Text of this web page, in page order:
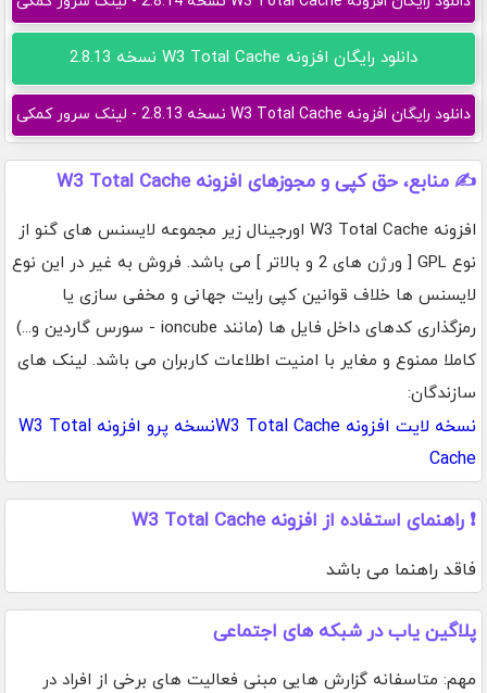
دانلود رایگان افزونه W3 Total Cache نسخه 2.8.13
دانلود رایگان افزونه W3 Total Cache نسخه 2.8.13 - لینک سرور کمکی
✍️ منابع، حق کپی و مجوزهای افزونه W3 Total Cache
افزونه W3 Total Cache اورجینال زیر مجموعه لایسنس های گنو از
نوع GPL [ ورژن های 2 و بالاتر ] می باشد. فروش به غیر در این نوع
لایسنس ها خلاف قوانین کپی رایت جهانی و مخفی سازی یا
رمزگذاری کدهای داخل فایل ها (مانند ioncube - سورس گاردین و...)
کاملا ممنوع و مغایر با امنیت اطلاعات کاربران می باشد. لینک های
سازندگان:
نسخه لایت افزونه W3 Total Cache
نسخه پرو افزونه W3 Total
Cache
❗ راهنمای استفاده از افزونه W3 Total Cache
فاقد راهنما می باشد
پلاگین یاب در شبکه های اجتماعی
مهم: متاسفانه گزارش هایی مبنی فعالیت های برخی از افراد در